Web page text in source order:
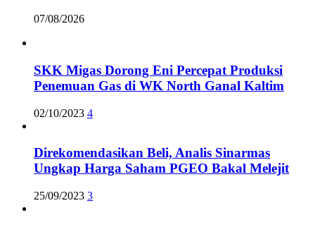
07/08/2026
SKK Migas Dorong Eni Percepat Produksi
Penemuan Gas di WK North Ganal Kaltim
02/10/2023 4
Direkomendasikan Beli, Analis Sinarmas
Ungkap Harga Saham PGEO Bakal Melejit
25/09/2023 3